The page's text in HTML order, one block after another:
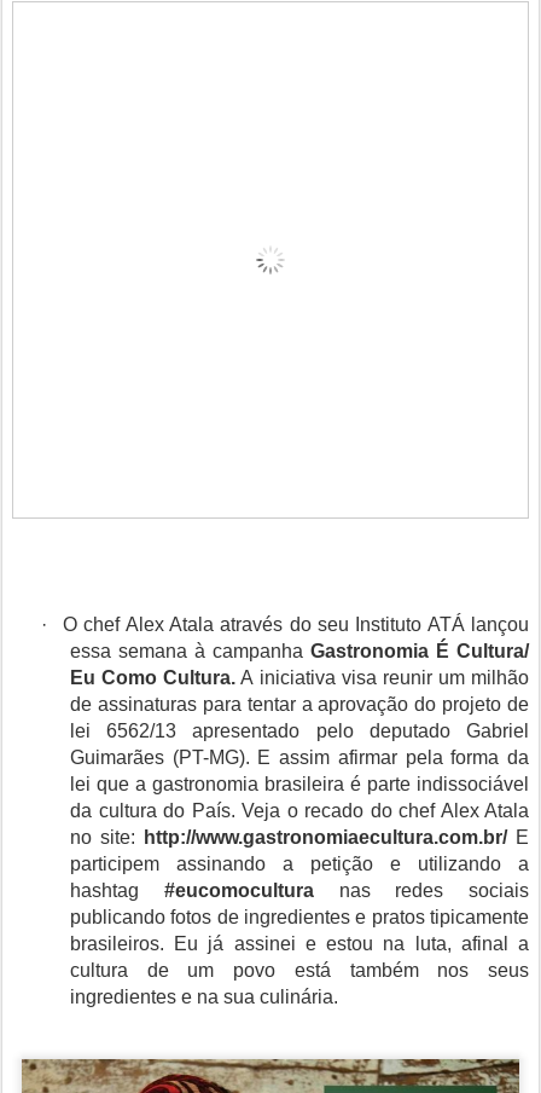
·
O chef Alex Atala através do seu Instituto ATÁ lançou
essa semana à campanha Gastronomia É Cultura/
Eu Como Cultura. A iniciativa visa reunir um milhão
de assinaturas para tentar a aprovação do projeto de
lei 6562/13 apresentado pelo deputado Gabriel
Guimarães (PT-MG). E assim afirmar pela forma da
lei que a gastronomia brasileira é parte indissociável
da cultura do País. Veja o recado do chef Alex Atala
no site:
http://www.gastronomiaecultura.com.br/E
participem assinando a petição e utilizando a
hashtag #eucomoculturanas redes sociais
publicando fotos de ingredientes e pratos tipicamente
brasileiros. Eu já assinei e estou na luta, afinal a
cultura de um povo está também nos seus
ingredientes e na sua culinária.